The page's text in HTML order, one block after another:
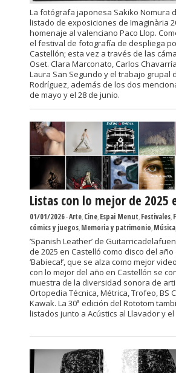
La fotógrafa japonesa Sakiko Nomura
listado de exposiciones de Imaginària
homenaje al valenciano Paco Llop.
el festival de fotografía de despliega
Castellón; esta vez a través de las
Oset. Clara Marconato, Carlos
Laura San Segundo y el trabajo grupal
Rodríguez, además de los dos
de mayo y el 28 de junio.
Listas con lo mejor de 2025
01/01/2026-Arte,Cine,Espai Menut,Festivales,
cómics y juegos,Memoria y patrimonio,Música,
’Spanish Leather’ de
de 2025 en Castelló como disco del
‘Babieca!’, que se alza como mejor
con lo mejor del año en Castellón se
muestra de la diversidad sonora de
Ortopedia Técnica, Métrica, Trofeo, BS
Kawak. La 30ª edición del Rototom
listados junto a Acústics al Llavador y el